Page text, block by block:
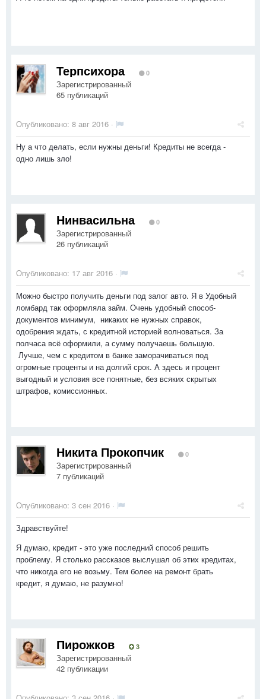
Терпсихора 0
Зарегистрированный
65 публикаций
Опубликовано: 8 авг 2016 ·
Ну а что делать, если нужны деньги! Кредиты не всегда -
одно лишь зло!
Нинвасильна 0
Зарегистрированный
26 публикаций
Опубликовано: 17 авг 2016 ·
Можно быстро получить деньги под залог авто. Я в Удобный
ломбард так оформляла займ. Очень удобный способ-
документов минимум, никаких не нужных справок,
одобрения ждать, с кредитной историей волноваться. За
полчаса всё оформили, а сумму получаешь большую.
Лучше, чем с кредитом в банке заморачиваться под
огромные проценты и на долгий срок. А здесь и процент
выгодный и условия все понятные, без всяких скрытых
штрафов, комиссионных.
Никита Прокопчик 0
Зарегистрированный
7 публикаций
Опубликовано: 3 сен 2016 ·
Здравствуйте!
Я думаю, кредит - это уже последний способ решить
проблему. Я столько рассказов выслушал об этих кредитах,
что никогда его не возьму. Тем более на ремонт брать
кредит, я думаю, не разумно!
Пирожков 3
Зарегистрированный
42 публикации